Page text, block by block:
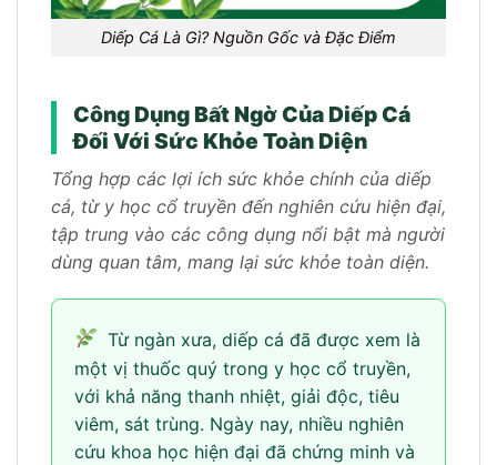
Diếp Cá Là Gì? Nguồn Gốc và Đặc Điểm
Công Dụng Bất Ngờ Của Diếp Cá
Đối Với Sức Khỏe Toàn Diện
Tổng hợp các lợi ích sức khỏe chính của diếp
cá, từ y học cổ truyền đến nghiên cứu hiện đại,
tập trung vào các công dụng nổi bật mà người
dùng quan tâm, mang lại sức khỏe toàn diện.
Từ ngàn xưa, diếp cá đã được xem là
một vị thuốc quý trong y học cổ truyền,
với khả năng thanh nhiệt, giải độc, tiêu
viêm, sát trùng. Ngày nay, nhiều nghiên
cứu khoa học hiện đại đã chứng minh và